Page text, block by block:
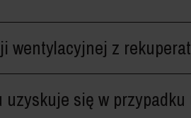
wentylacyjnej z
się w